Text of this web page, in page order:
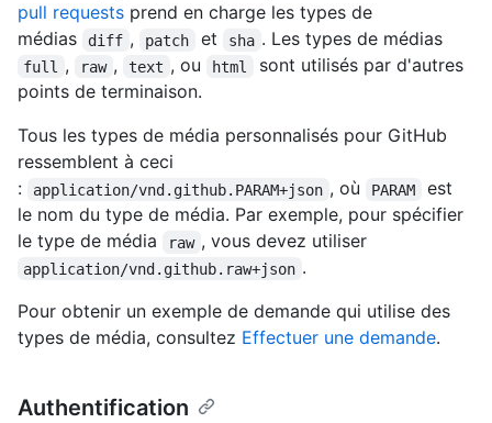
pull requests prend en charge les types de
médias
diff , patch et sha . Les types de médias
full , raw , text , ou html
sont utilisés par d'autres
points de terminaison.
Tous les types de média personnalisés pour GitHub
ressemblent à ceci
:
application/vnd.github.PARAM+json , où PARAM
est
le nom du type de média. Par exemple, pour spécifier
le type de média
raw , vous devez utiliser
application/vnd.github.raw+json .
Pour obtenir un exemple de demande qui utilise des
types de média, consultez Effectuer une demande.
Authentification